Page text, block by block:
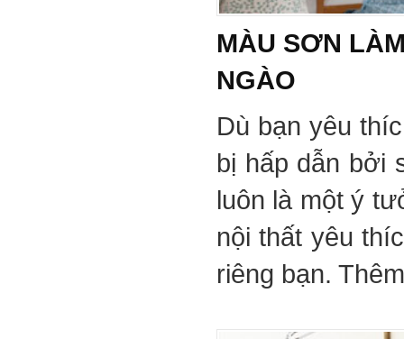
MÀU SƠN
NGÀO
Dù bạn yêu
bị hấp dẫn bởi
luôn là một ý
nội thất yêu
riêng bạn.